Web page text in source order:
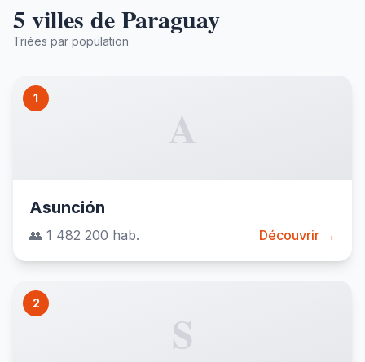
5 villes de Paraguay
Triées par population
1
A
Asunción
👥 1 482 200 hab. Découvrir →
2
S